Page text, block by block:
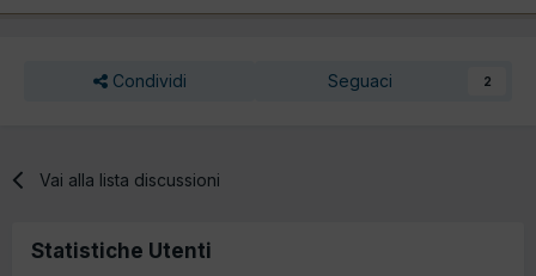
Condividi Seguaci 2
Vai alla lista discussioni
Statistiche Utenti